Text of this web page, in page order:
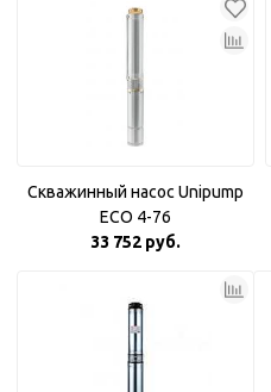
Скважинный насос Unipump
ECO 4-76
33 752 руб.